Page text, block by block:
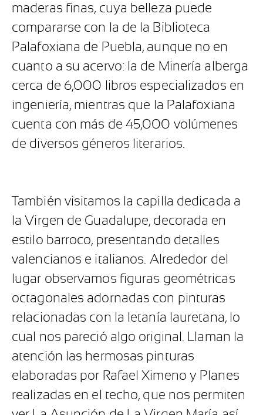
maderas finas, cuya belleza puede
compararse con la de la Biblioteca
Palafoxiana de Puebla, aunque no en
cuanto a su acervo: la de Minería alberga
cerca de 6,000 libros especializados en
ingeniería, mientras que la Palafoxiana
cuenta con más de 45,000 volúmenes
de diversos géneros literarios.
También visitamos la capilla dedicada a
la Virgen de Guadalupe, decorada en
estilo barroco, presentando detalles
valencianos e italianos. Alrededor del
lugar observamos figuras geométricas
octagonales adornadas con pinturas
relacionadas con la letanía lauretana, lo
cual nos pareció algo original. Llaman la
atención las hermosas pinturas
elaboradas por Rafael Ximeno y Planes
realizadas en el techo, que nos permiten